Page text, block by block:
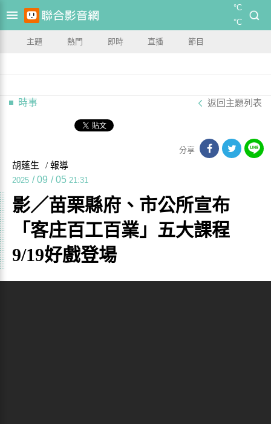
°C
°C
主題 熱門 即時 直播 節目
時事 返回主題列表
分享
胡蓬生 / 報導
2025 / 09 / 05 21:31
影／苗栗縣府、市公所宣布
「客庄百工百業」五大課程
9/19好戲登場